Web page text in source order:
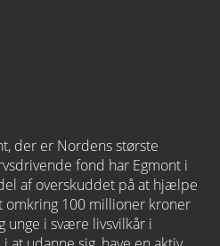
der er Nordens største
fond har Egmont i
af overskuddet på at hjælpe
omkring 100 millioner kroner
unge i svære livsvilkår i